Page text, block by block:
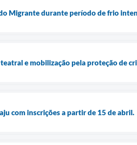
Migrante durante período de frio
e mobilização pela proteção de
com inscrições a partir de 15 de abril.